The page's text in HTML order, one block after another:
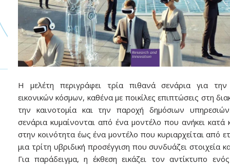
Η μελέτη περιγράφει τρία πιθανά σενάρια για
εικονικών κόσμων, καθένα με ποικίλες επιπτώσεις στη
την καινοτομία και την παροχή δημόσιων
σενάρια κυμαίνονται από ένα μοντέλο που ανήκει κατά
στην κοινότητα έως ένα μοντέλο που κυριαρχείται από
μια τρίτη υβριδική προσέγγιση που συνδυάζει στοιχεία
Για παράδειγμα, η έκθεση εικάζει τον αντίκτυπο ενός